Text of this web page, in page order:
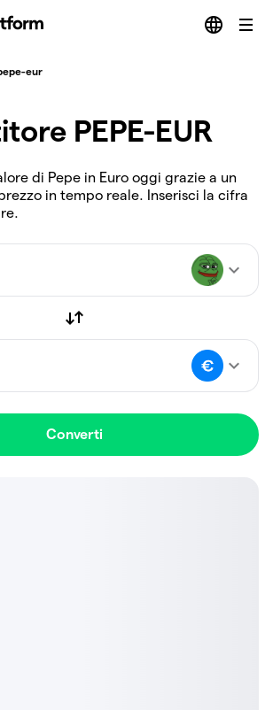
eur
PEPE-EUR
di Pepe in Euro oggi grazie a un
in tempo reale. Inserisci la cifra
Converti